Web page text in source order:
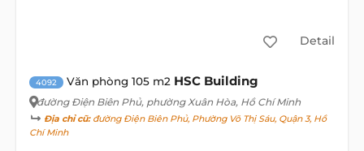
Detail
4092 Văn phòng 105 m2 HSC Building
đường Điện Biên Phủ, phường Xuân Hòa, Hồ Chí Minh
Địa chỉ cũ:đường Điện Biên Phủ, Phường Võ Thị Sáu, Quận 3, Hồ
Chí Minh